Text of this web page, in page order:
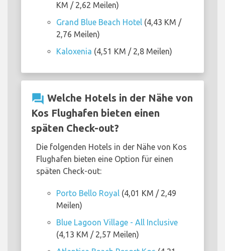
KM / 2,62 Meilen)
Grand Blue Beach Hotel (4,43 KM /
2,76 Meilen)
Kaloxenia (4,51 KM / 2,8 Meilen)
question_answer Welche Hotels in der Nähe von
Kos Flughafen bieten einen
späten Check-out?
Die folgenden Hotels in der Nähe von Kos
Flughafen bieten eine Option für einen
späten Check-out:
Porto Bello Royal (4,01 KM / 2,49
Meilen)
Blue Lagoon Village - All Inclusive
(4,13 KM / 2,57 Meilen)